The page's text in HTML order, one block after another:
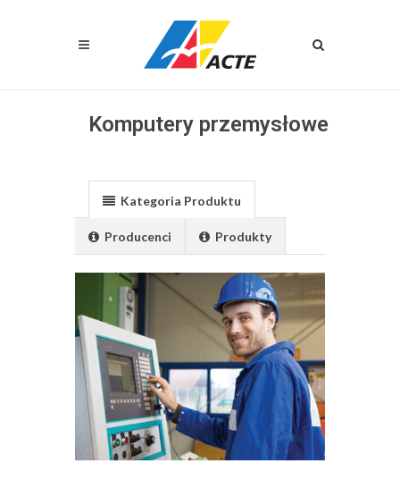
Komputery przemysłowe
Kategoria Produktu
Producenci Produkty